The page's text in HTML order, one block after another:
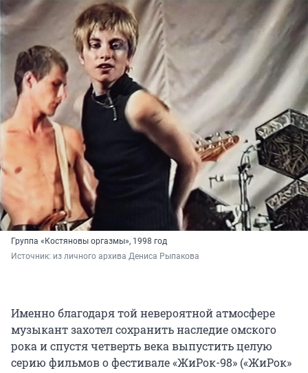
Группа «Костяновы оргазмы», 1998 год
Источник: из личного архива Дениса Рыпакова
Именно благодаря той невероятной атмосфере
музыкант захотел сохранить наследие омского
рока и спустя четверть века выпустить целую
серию фильмов о фестивале «ЖиРок-98» («ЖиРок»